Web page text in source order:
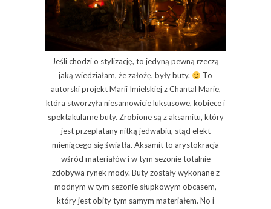
Jeśli chodzi o stylizację, to jedyną pewną rzeczą
jaką wiedziałam, że założę, były buty.
To
autorski projekt Marii Imielskiej z Chantal Marie,
która stworzyła niesamowicie luksusowe, kobiece i
spektakularne buty. Zrobione są z aksamitu, który
jest przeplatany nitką jedwabiu, stąd efekt
mieniącego się światła. Aksamit to arystokracja
wśród materiałów i w tym sezonie totalnie
zdobywa rynek mody. Buty zostały wykonane z
modnym w tym sezonie słupkowym obcasem,
który jest obity tym samym materiałem. No i